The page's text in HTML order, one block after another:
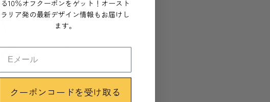
る10％オフクーポンをゲット！オースト
ラリア発の最新デザイン情報もお届けし
ます。
クーポンコードを受け取る